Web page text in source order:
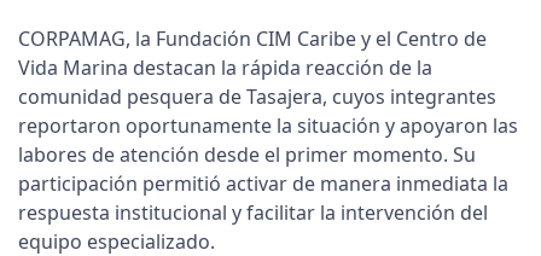
CORPAMAG, la Fundación CIM Caribe y el Centro de
Vida Marina destacan la rápida reacción de la
comunidad pesquera de Tasajera, cuyos integrantes
reportaron oportunamente la situación y apoyaron las
labores de atención desde el primer momento. Su
participación permitió activar de manera inmediata la
respuesta institucional y facilitar la intervención del
equipo especializado.